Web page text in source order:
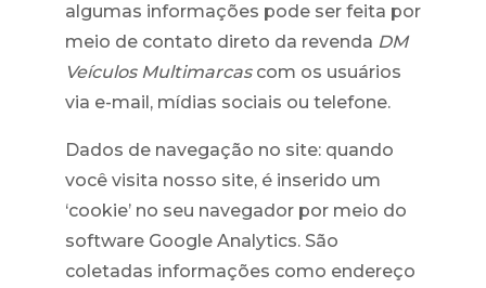
algumas informações pode ser feita por
meio de contato direto da revenda DM
Veículos Multimarcascom os usuários
via e-mail, mídias sociais ou telefone.
Dados de navegação no site: quando
você visita nosso site, é inserido um
‘cookie’ no seu navegador por meio do
software Google Analytics. São
coletadas informações como endereço